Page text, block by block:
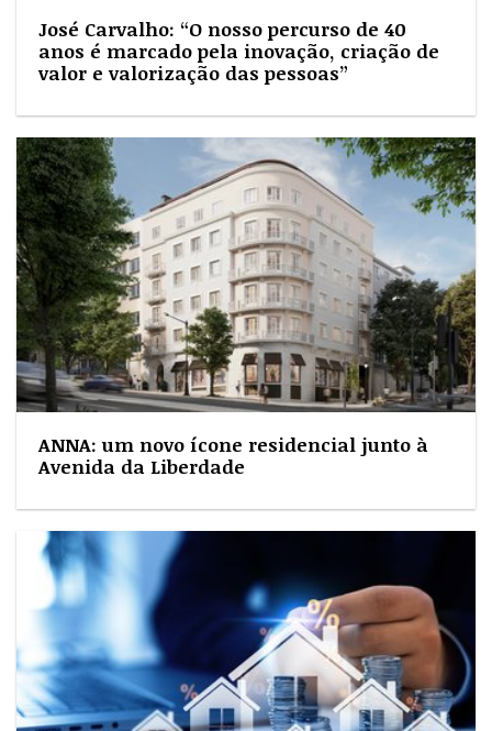
José Carvalho: “O nosso percurso de 40
anos é marcado pela inovação, criação de
valor e valorização das pessoas”
ANNA: um novo ícone residencial junto à
Avenida da Liberdade